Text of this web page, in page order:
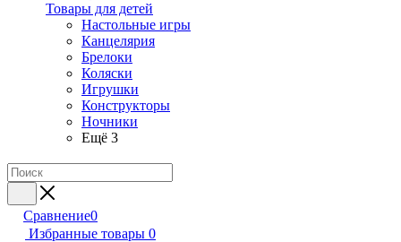
Товары для детей
Настольные игры
Канцелярия
Брелоки
Коляски
Игрушки
Конструкторы
Ночники
Ещё 3
Сравнение0
Избранные товары 0